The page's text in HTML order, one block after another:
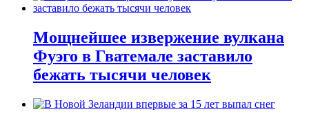
Мощнейшее извержение вулкана
Фуэго в Гватемале заставило
бежать тысячи человек